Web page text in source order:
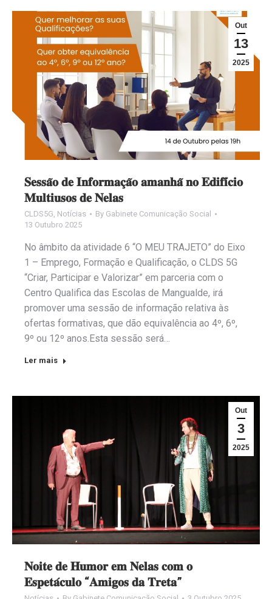
Out
13
2025
𝐒𝐞𝐬𝐬𝐚̃𝐨 𝐝𝐞 𝐈𝐧𝐟𝐨𝐫𝐦𝐚𝐜̧𝐚̃𝐨 𝐚𝐦𝐚𝐧𝐡𝐚̃ 𝐧𝐨 𝐄𝐝𝐢𝐟𝐢́𝐜𝐢𝐨
𝐌𝐮𝐥𝐭𝐢𝐮𝐬𝐨𝐬 𝐝𝐞 𝐍𝐞𝐥𝐚𝐬
CLDS5G Notícias By Gabinete Comunicação Social
13 Outubro 2025
No âmbito da atividade 6 “O MEU TRAJETO” do Eixo
1 – Emprego, Formação e Qualificação, o CLDS 5G
“Criar, Participar e Valorizar” em parceria com o
Centro Qualifica das Escolas de Mangualde, irá
promover uma sessão de informação relativa às
ofertas formativas, que dão equivalência ao 4º, 6º,
9º ou 12º anos.Esta sessão será…
Ler mais
Out
3
2025
𝐍𝐨𝐢𝐭𝐞 𝐝𝐞 𝐇𝐮𝐦𝐨𝐫 𝐞𝐦 𝐍𝐞𝐥𝐚𝐬 𝐜𝐨𝐦 𝐨
𝐄𝐬𝐩𝐞𝐭𝐚́𝐜𝐮𝐥𝐨 “𝐀𝐦𝐢𝐠𝐨𝐬 𝐝𝐚 𝐓𝐫𝐞𝐭𝐚”